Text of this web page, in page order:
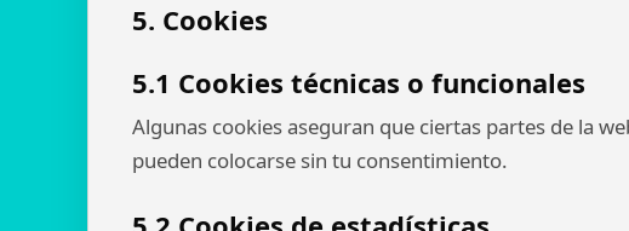
5. Cookies
5.1 Cookies técnicas o funcionales
Algunas cookies aseguran que ciertas partes de la
pueden colocarse sin tu consentimiento.